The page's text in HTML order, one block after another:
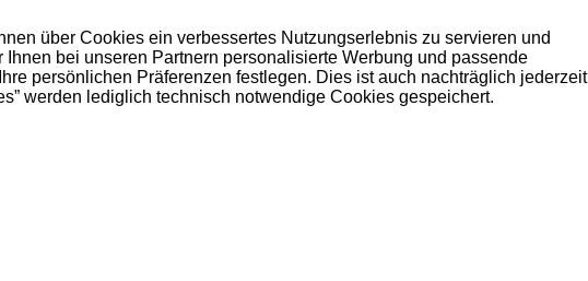
über Cookies ein verbessertes Nutzungserlebnis zu servieren und
bei unseren Partnern personalisierte Werbung und passende
persönlichen Präferenzen festlegen. Dies ist auch nachträglich jederzeit
werden lediglich technisch notwendige Cookies gespeichert.